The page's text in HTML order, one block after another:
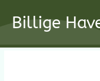
Billige